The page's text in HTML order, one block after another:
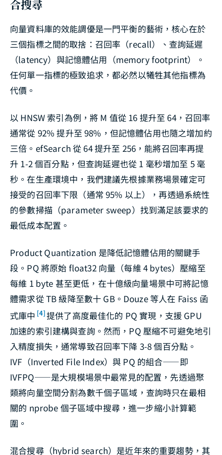
合搜尋
向量資料庫的效能調優是一門平衡的藝術，核心在於
三個指標之間的取捨：召回率（recall）、查詢延遲
（latency）與記憶體佔用（memory footprint）。
任何單一指標的極致追求，都必然以犧牲其他指標為
代價。
以 HNSW 索引為例，將 M 值從 16 提升至 64，召回率
通常從 92% 提升至 98%，但記憶體佔用也隨之增加約
三倍。efSearch 從 64 提升至 256，能將召回率再提
升 1-2 個百分點，但查詢延遲也從 1 毫秒增加至 5 毫
秒。在生產環境中，我們建議先根據業務場景確定可
接受的召回率下限（通常 95% 以上），再透過系統性
的參數掃描（parameter sweep）找到滿足該要求的
最低成本配置。
Product Quantization 是降低記憶體佔用的關鍵手
段。PQ 將原始 float32 向量（每維 4 bytes）壓縮至
每維 1 byte 甚至更低，在十億級向量場景中可將記憶
體需求從 TB 級降至數十 GB。Douze 等人在 Faiss 函
式庫中 [4]提供了高度最佳化的 PQ 實現，支援 GPU
加速的索引建構與查詢。然而，PQ 壓縮不可避免地引
入精度損失，通常導致召回率下降 3-8 個百分點。
IVF（Inverted File Index）與 PQ 的組合——即
IVFPQ——是大規模場景中最常見的配置，先透過聚
類將向量空間分割為數千個子區域，查詢時只在最相
關的 nprobe 個子區域中搜尋，進一步縮小計算範
圍。
混合搜尋（hybrid search）是近年來的重要趨勢，其